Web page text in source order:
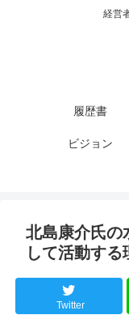
経営
履歴書
ビジョン
北島康介氏の
して活動する
Twitter